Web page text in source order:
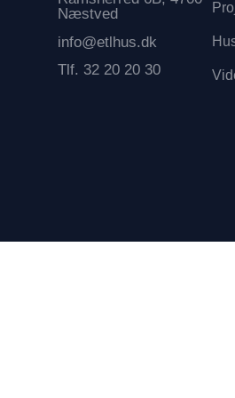
Næstved
info@etlhus.dk
Tlf. 32 20 20 30